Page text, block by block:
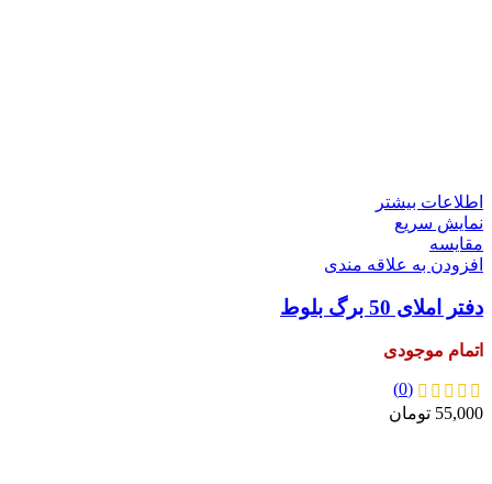
اطلاعات بیشتر
نمایش سریع
مقايسه
افزودن به علاقه مندی
دفتر املای 50 برگ بلوط
اتمام موجودی
(0)
55,000 تومان